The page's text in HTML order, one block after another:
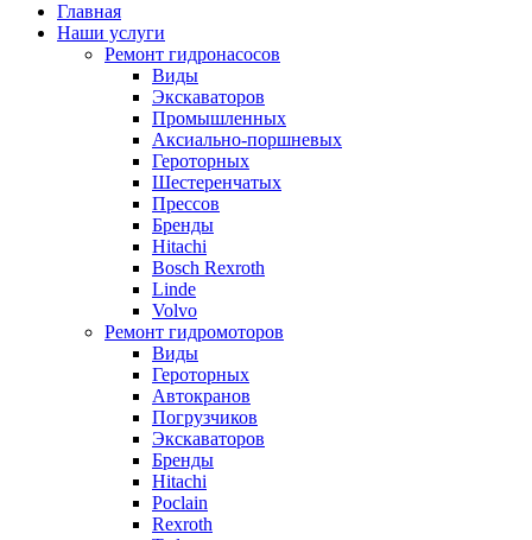
Главная
Наши услуги
Ремонт гидронасосов
Виды
Экскаваторов
Промышленных
Аксиально-поршневых
Героторных
Шестеренчатых
Прессов
Бренды
Hitachi
Bosch Rexroth
Linde
Volvo
Ремонт гидромоторов
Виды
Героторных
Автокранов
Погрузчиков
Экскаваторов
Бренды
Hitachi
Poclain
Rexroth